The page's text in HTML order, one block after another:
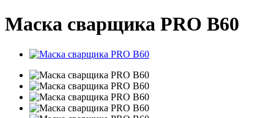
Маска сварщика PRO В60